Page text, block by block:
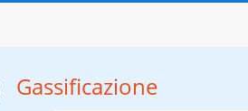
Gassificazione